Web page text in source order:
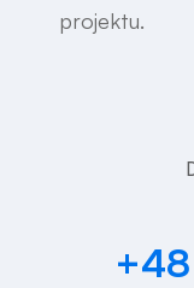
projektu.